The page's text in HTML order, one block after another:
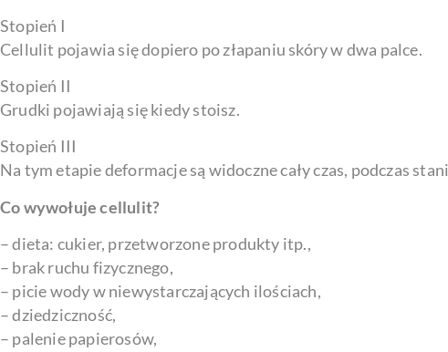
Stopień I
Cellulit pojawia się dopiero po złapaniu skóry w dwa palce.
Stopień II
Grudki pojawiają się kiedy stoisz.
Stopień III
Na tym etapie deformacje są widoczne cały czas, podczas
Co wywołuje cellulit?
– dieta: cukier, przetworzone produkty itp.,
– brak ruchu fizycznego,
– picie wody w niewystarczających ilościach,
– dziedziczność,
– palenie papierosów,